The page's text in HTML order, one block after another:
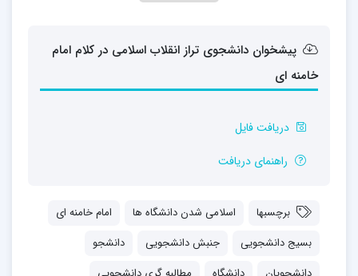
پیشخوان دانشجوی تراز انقلاب اسلامی در کلام امام
خامنه ای
دریافت فایل
راهنمای دریافت
برچسبها اسلامی شدن دانشگاه ها
امام خامنه ای
بسیج دانشجویی
جنبش دانشجویی
دانشجو